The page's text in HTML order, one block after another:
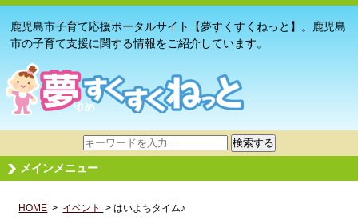
鹿児島市子育て応援ポータルサイト【夢すくすくねっと】。鹿児島
市の子育て支援に関する情報をご紹介しています。
サ
イ
ト
検
検索する
メインメニュー
HOME > イベント > はいよちタイム♪